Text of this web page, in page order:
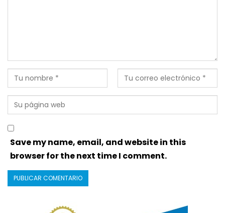
Save my name, email, and website in this
browser for the next time I comment.